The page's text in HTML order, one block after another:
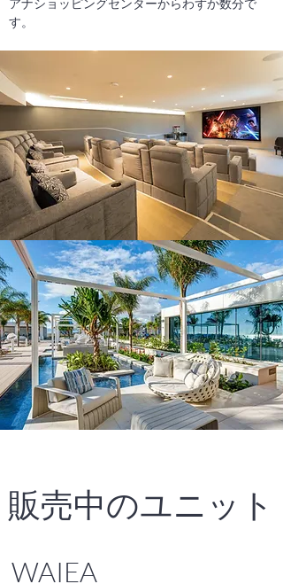
アナショッピングセンターからわずか数分で
す。
販売中のユニット
WAIEA